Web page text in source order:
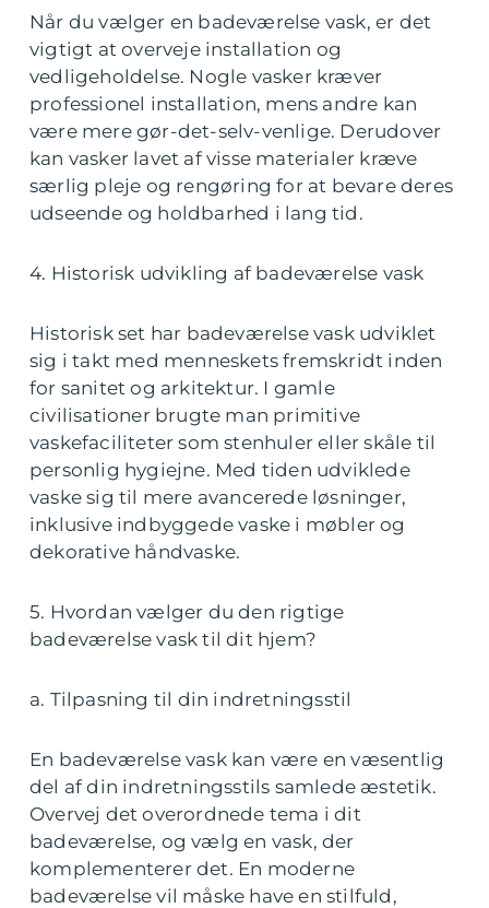
Når du vælger en badeværelse vask, er det
vigtigt at overveje installation og
vedligeholdelse. Nogle vasker kræver
professionel installation, mens andre kan
være mere gør-det-selv-venlige. Derudover
kan vasker lavet af visse materialer kræve
særlig pleje og rengøring for at bevare deres
udseende og holdbarhed i lang tid.
4. Historisk udvikling af badeværelse vask
Historisk set har badeværelse vask udviklet
sig i takt med menneskets fremskridt inden
for sanitet og arkitektur. I gamle
civilisationer brugte man primitive
vaskefaciliteter som stenhuler eller skåle til
personlig hygiejne. Med tiden udviklede
vaske sig til mere avancerede løsninger,
inklusive indbyggede vaske i møbler og
dekorative håndvaske.
5. Hvordan vælger du den rigtige
badeværelse vask til dit hjem?
a. Tilpasning til din indretningsstil
En badeværelse vask kan være en væsentlig
del af din indretningsstils samlede æstetik.
Overvej det overordnede tema i dit
badeværelse, og vælg en vask, der
komplementerer det. En moderne
badeværelse vil måske have en stilfuld,